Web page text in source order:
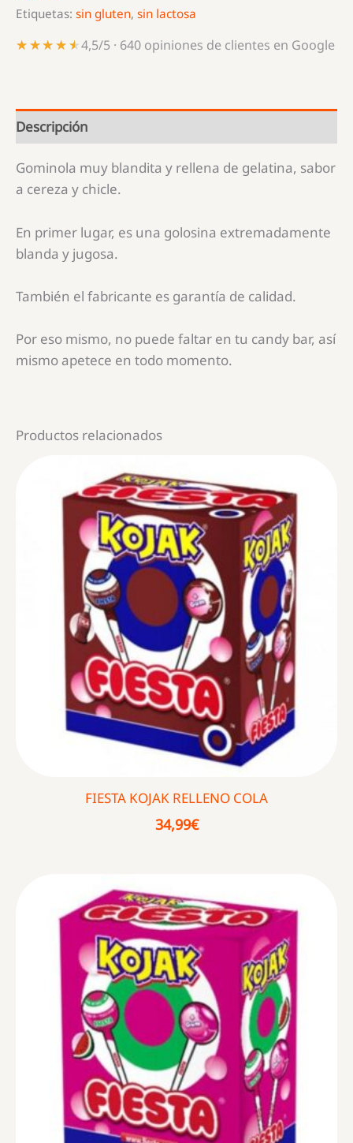
Etiquetas: sin gluten, sin lactosa
★★★★★
★★★★★4,5/5 · 640 opiniones de clientes en Google
Descripción
Gominola muy blandita y rellena de gelatina, sabor
a cereza y chicle.
En primer lugar, es una golosina extremadamente
blanda y jugosa.
También el fabricante es garantía de calidad.
Por eso mismo, no puede faltar en tu candy bar, así
mismo apetece en todo momento.
Productos relacionados
FIESTA KOJAK RELLENO COLA
34,99€